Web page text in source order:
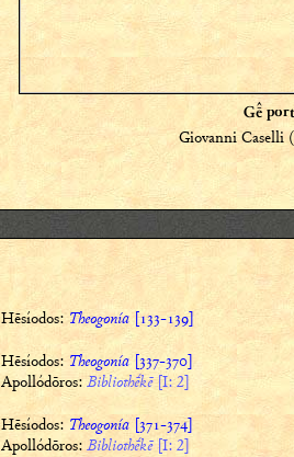
G
Giovanni
Hēsíodos: Theogonía[-]
Hēsíodos: Theogonía [-]
Apollódōros: Bibliothḗkē[I: 2]
Hēsíodos: Theogonía [-]
Apollódōros: Bibliothḗkē[I: 2]